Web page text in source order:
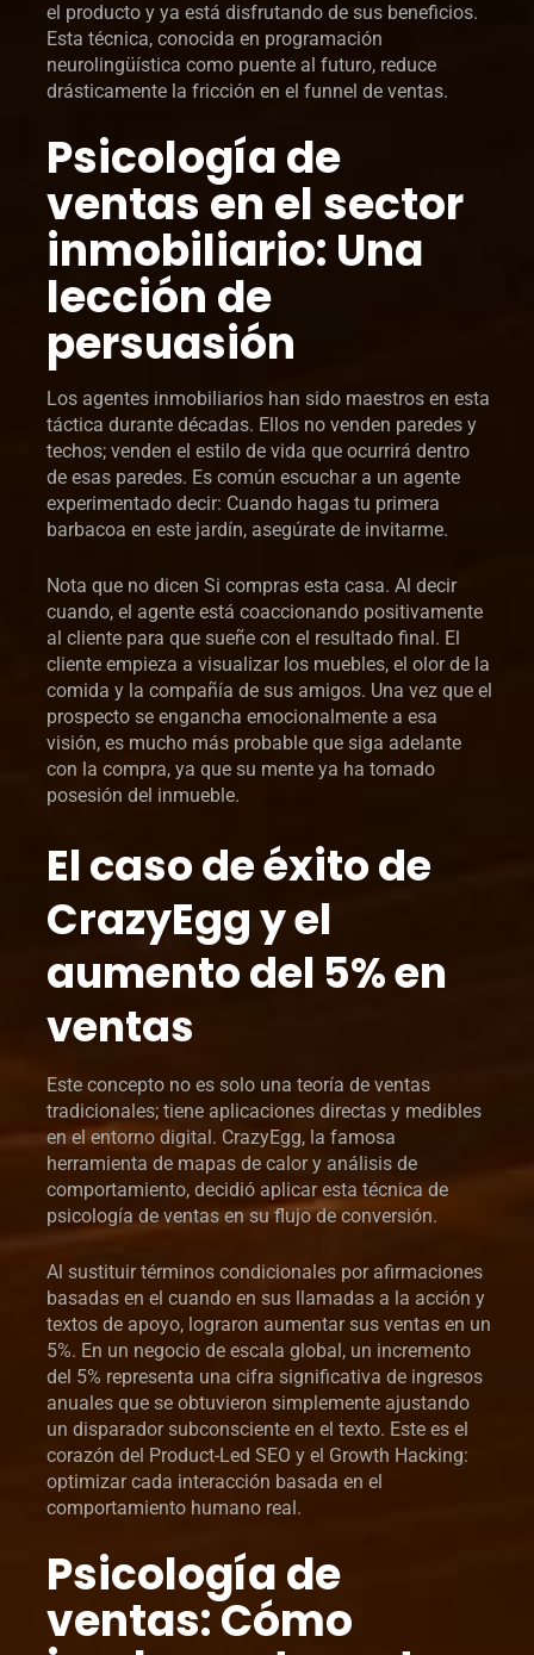
el producto y ya está disfrutando de sus beneficios.
Esta técnica, conocida en programación
neurolingüística como puente al futuro, reduce
drásticamente la fricción en el funnel de ventas.
Psicología de
ventas en el sector
inmobiliario: Una
lección de
persuasión
Los agentes inmobiliarios han sido maestros en esta
táctica durante décadas. Ellos no venden paredes y
techos; venden el estilo de vida que ocurrirá dentro
de esas paredes. Es común escuchar a un agente
experimentado decir: Cuando hagas tu primera
barbacoa en este jardín, asegúrate de invitarme.
Nota que no dicen Si compras esta casa. Al decir
cuando, el agente está coaccionando positivamente
al cliente para que sueñe con el resultado final. El
cliente empieza a visualizar los muebles, el olor de la
comida y la compañía de sus amigos. Una vez que el
prospecto se engancha emocionalmente a esa
visión, es mucho más probable que siga adelante
con la compra, ya que su mente ya ha tomado
posesión del inmueble.
El caso de éxito de
CrazyEgg y el
aumento del 5% en
ventas
Este concepto no es solo una teoría de ventas
tradicionales; tiene aplicaciones directas y medibles
en el entorno digital. CrazyEgg, la famosa
herramienta de mapas de calor y análisis de
comportamiento, decidió aplicar esta técnica de
psicología de ventas en su flujo de conversión.
Al sustituir términos condicionales por afirmaciones
basadas en el cuando en sus llamadas a la acción y
textos de apoyo, lograron aumentar sus ventas en un
5%. En un negocio de escala global, un incremento
del 5% representa una cifra significativa de ingresos
anuales que se obtuvieron simplemente ajustando
un disparador subconsciente en el texto. Este es el
corazón del Product-Led SEO y el Growth Hacking:
optimizar cada interacción basada en el
comportamiento humano real.
Psicología de
ventas: Cómo